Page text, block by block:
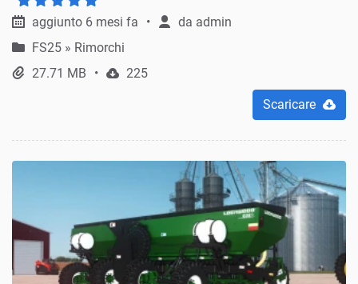
aggiunto 6 mesi fa da admin
FS25 » Rimorchi
27.71 MB
225
Scaricare